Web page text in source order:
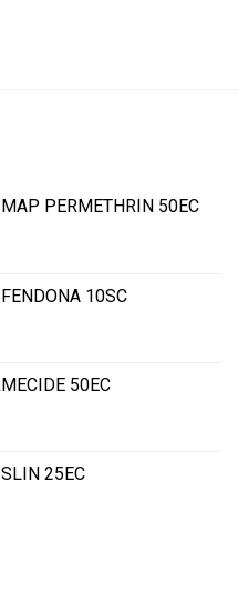
PERMETHRIN 50EC
10SC
50EC
25EC